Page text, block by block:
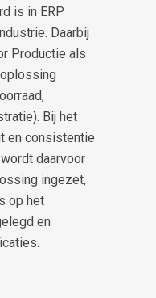
is in ERP
Daarbij
Productie als
Bij het
en consistentie
daarvoor
ingezet,
op het
en